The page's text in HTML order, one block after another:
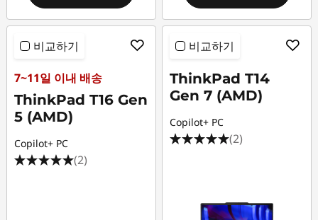
비교하기
7~11일 이내 배송
ThinkPad T16 Gen
5 (AMD)
Copilot+ PC
(2)
비교하기
ThinkPad T14
Gen 7 (AMD)
Copilot+ PC
(2)